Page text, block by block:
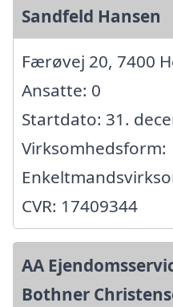
Sandfeld Hansen
Færøvej 20, 7400
Ansatte: 0
Startdato: 31.
Virksomhedsform:
CVR: 17409344
AA
Bothner